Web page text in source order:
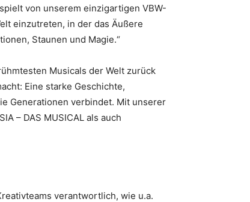
von unserem einzigartigen VBW-
einzutreten, in der das Äußere
Staunen und Magie.“
Musicals der Welt zurück
Eine starke Geschichte,
Generationen verbindet. Mit unserer
– DAS MUSICAL als auch
verantwortlich, wie u.a.